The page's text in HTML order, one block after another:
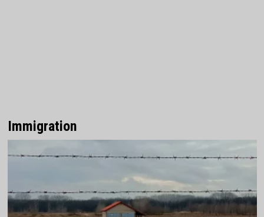
Immigration